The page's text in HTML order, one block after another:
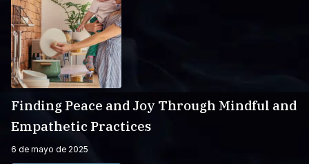
Finding Peace and Joy Through Mindful and
Empathetic Practices
6 de mayo de 2025